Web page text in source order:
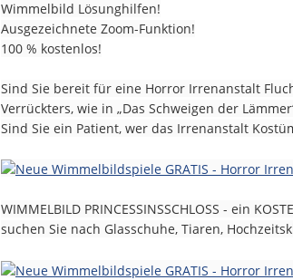
Wimmelbild Lösunghilfen!
Ausgezeichnete Zoom-Funktion!
100 % kostenlos!
Sind Sie bereit für eine Horror Irrenanstalt
Verrückters, wie in „Das Schweigen der
Sind Sie ein Patient, wer das Irrenanstalt
WIMMELBILD PRINCESSINSSCHLOSS - ein
suchen Sie nach Glasschuhe, Tiaren,